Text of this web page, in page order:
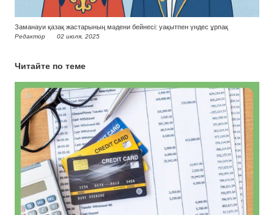
Заманауи қазақ жастарының мәдени бейнесі: уақытпен үндес ұрпақ
Редактор 02 июля, 2025
Читайте по теме